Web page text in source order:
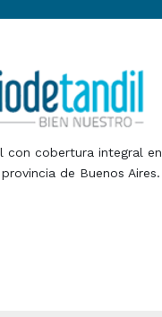
con cobertura integral en
de Buenos Aires.